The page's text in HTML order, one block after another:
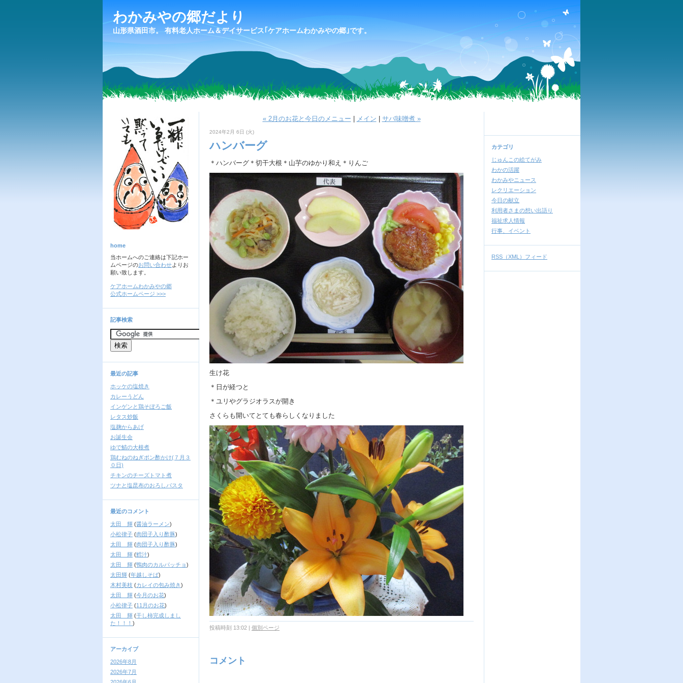
わかみやの郷だより
山形県酒田市。 有料老人ホーム＆デイサービス｢ケアホームわかみやの郷｣です。
home
当ホームへのご連絡は下記ホー
ムページのお問い合わせよりお
願い致します。
ケアホームわかみやの郷
公式ホームページ >>>
記事検索
最近の記事
ホッケの塩焼き
カレーうどん
インゲンと鶏そぼろご飯
レタス炒飯
塩麹からあげ
お誕生会
ゆで鯖の大根煮
鶏むねのねぎポン酢かけ(７月３
０日)
チキンのチーズトマト煮
ツナと塩昆布のおろしパスタ
最近のコメント
太田 輝 (醤油ラーメン)
小松律子 (肉団子入り酢豚)
太田 輝 (肉団子入り酢豚)
太田 輝 (鱈汁)
太田 輝 (鴨肉のカルパッチョ)
太田輝 (年越しそば)
木村美枝 (カレイの包み焼き)
太田 輝 (今月のお花)
小松律子 (11月のお花)
太田 輝 (干し柿完成しまし
た！！！ )
アーカイブ
2026年8月
2026年7月
« 2月のお花と今日のメニュー メイン サバ味噌煮 »
2024年2月 6日 (火)
ハンバーグ
＊ハンバーグ＊切干大根＊山芋のゆかり和え＊りんご
生け花
＊日が経つと
＊ユリやグラジオラスが開き
さくらも開いてとても春らしくなりました
投稿時刻 13:02 | 個別ページ
コメント
カテゴリ
じゅんこの絵てがみ
わかの活躍
わかみやニュース
レクリエーション
今日の献立
利用者さまの想い出語り
福祉求人情報
行事、イベント
RSS（XML）フィード